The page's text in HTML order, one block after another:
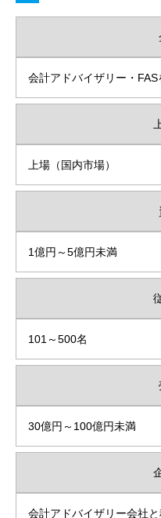
会計アドバイザリー・
上場（国内市場）
1億円～5億円未満
101～500名
30億円～100億円未満
会計アドバイザリー会社